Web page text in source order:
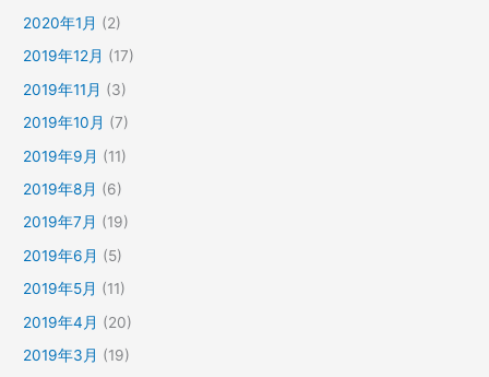
2020年1月 (2)
2019年12月 (17)
2019年11月 (3)
2019年10月 (7)
2019年9月 (11)
2019年8月 (6)
2019年7月 (19)
2019年6月 (5)
2019年5月 (11)
2019年4月 (20)
2019年3月 (19)